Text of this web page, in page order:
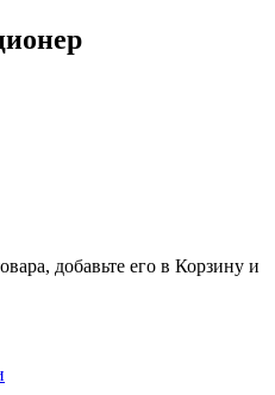
добавьте его в Корзину и